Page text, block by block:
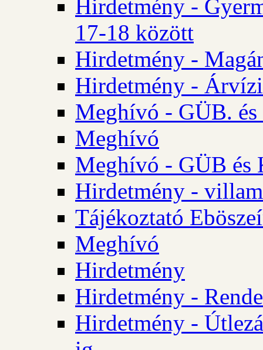
Hirdetmény -
17-18 között
Hirdetmény -
Hirdetmény -
Meghívó - GÜB.
Meghívó
Meghívó - GÜB és
Hirdetmény -
Tájékoztató
Meghívó
Hirdetmény
Hirdetmény -
Hirdetmény -